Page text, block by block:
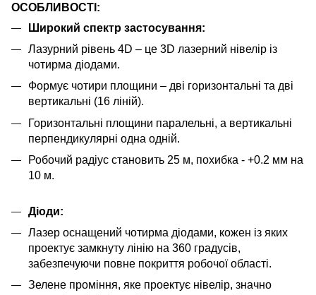
ОСОБЛИВОСТІ:
Широкий спектр застосування:
Лазурний рівень 4D – це 3D лазерний нівелір із
чотирма діодами.
Формує чотири площини – дві горизонтальні та дві
вертикальні (16 ліній).
Горизонтальні площини паралельні, а вертикальні
перпендикулярні одна одній.
Робочий радіус становить 25 м, похибка - +0.2 мм на
10 м.
Діоди:
Лазер оснащений чотирма діодами, кожен із яких
проектує замкнуту лінію на 360 градусів,
забезпечуючи повне покриття робочої області.
Зелене проміння, яке проектує нівелір, значно